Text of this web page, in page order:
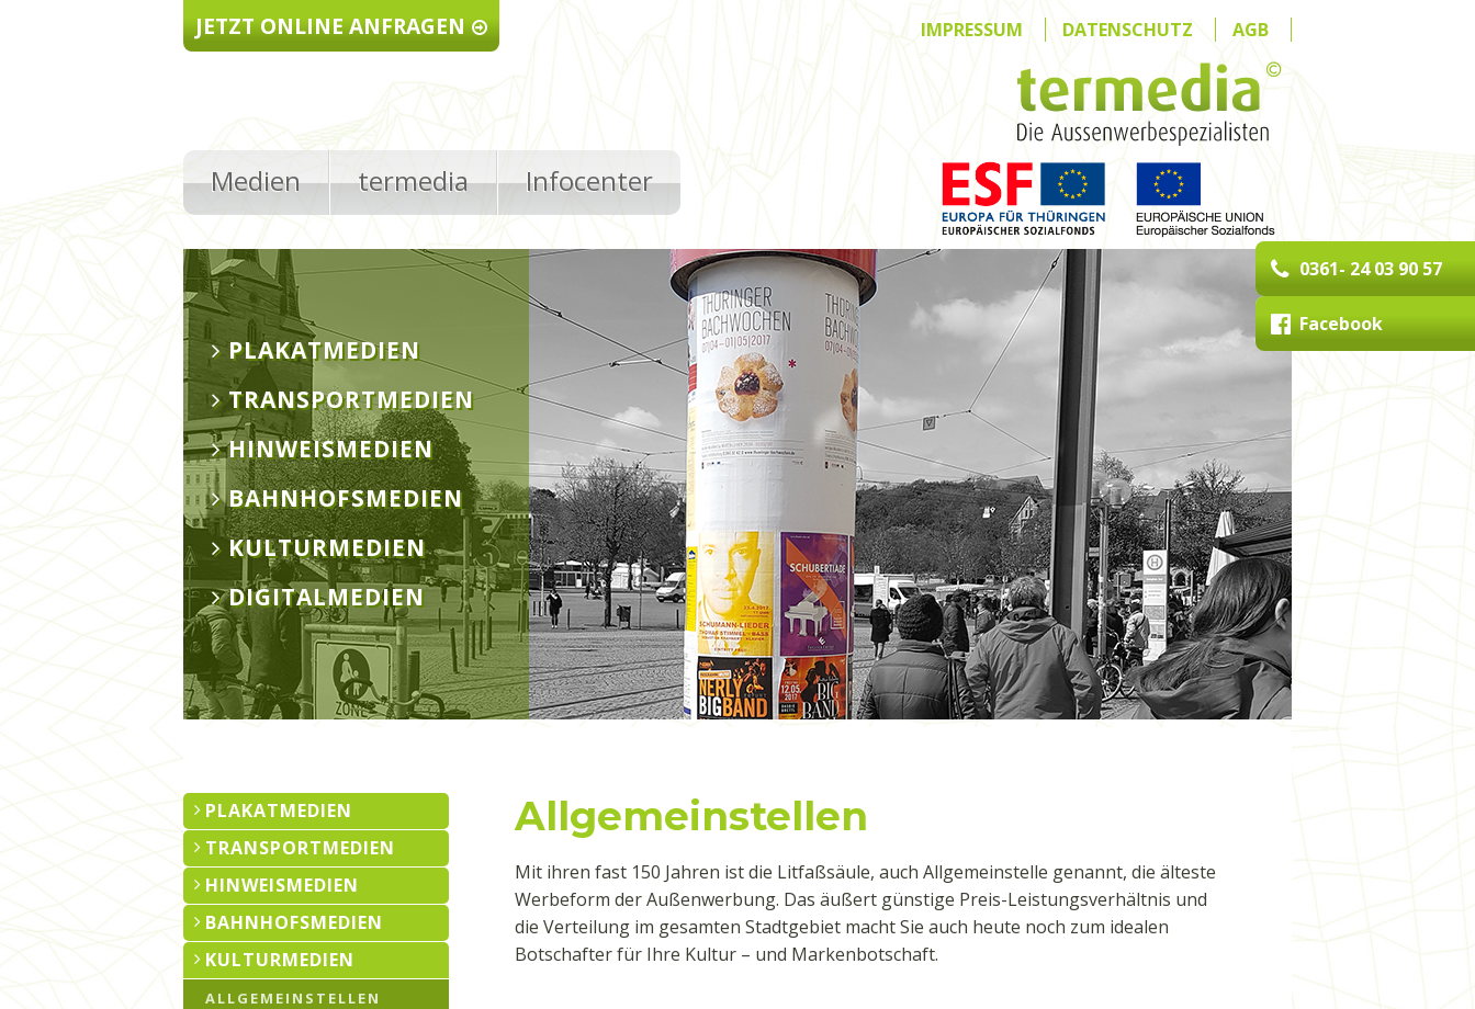
0361- 24 03 90 57
Facebook
JETZT ONLINE ANFRAGEN IMPRESSUM DATENSCHUTZ AGB
Medien termedia Infocenter
PLAKATMEDIEN
TRANSPORTMEDIEN
HINWEISMEDIEN
BAHNHOFSMEDIEN
KULTURMEDIEN
DIGITALMEDIEN
PLAKATMEDIEN
TRANSPORTMEDIEN
HINWEISMEDIEN
BAHNHOFSMEDIEN
KULTURMEDIEN
ALLGEMEINSTELLEN
Allgemeinstellen
Mit ihren fast 150 Jahren ist die Litfaßsäule, auch Allgemeinstelle genannt, die älteste
Werbeform der Außenwerbung. Das äußert günstige Preis-Leistungsverhältnis und
die Verteilung im gesamten Stadtgebiet macht Sie auch heute noch zum idealen
Botschafter für Ihre Kultur – und Markenbotschaft.